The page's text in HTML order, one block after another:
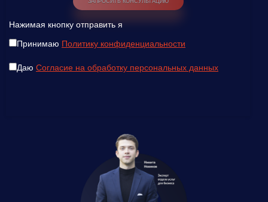
Нажимая кнопку отправить я
Принимаю Политику конфиденциальности
Даю Согласие на обработку персональных данных
Нажимая кнопку отправить я
Политику конфиденциальности